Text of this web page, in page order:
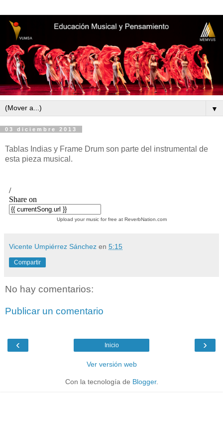
▼
03 diciembre 2013
Tablas Indias y Frame Drum son parte del instrumental de
esta pieza musical.
Upload your music for free at ReverbNation.com
Vicente Umpiérrez Sánchez en 5:15
Compartir
No hay comentarios:
Publicar un comentario
‹ ›
Inicio
Ver versión web
Con la tecnología de Blogger.